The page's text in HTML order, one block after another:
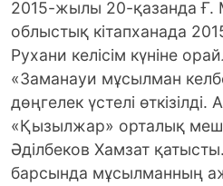
2015-жылы 20-қазанда Ғ.
облыстық кiтапханада
Рухани келiсiм күнiне
«Заманауи мұсылман
дөңгелек үстелi өткiзiлдi.
«Қызылжар» орталық
Әділбеков Хамзат қатысты.
барсында мұсылманның